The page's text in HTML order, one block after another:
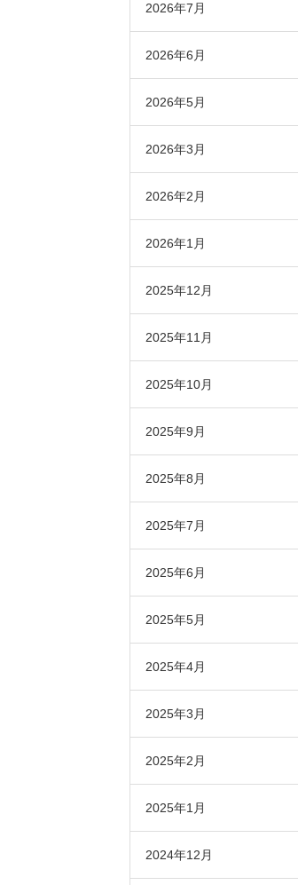
2026年7月
2026年6月
2026年5月
2026年3月
2026年2月
2026年1月
2025年12月
2025年11月
2025年10月
2025年9月
2025年8月
2025年7月
2025年6月
2025年5月
2025年4月
2025年3月
2025年2月
2025年1月
2024年12月